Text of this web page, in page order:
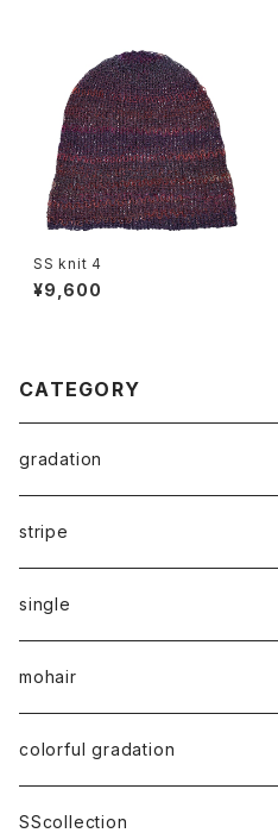
SS knit 4
¥9,600
CATEGORY
gradation
stripe
single
mohair
colorful gradation
SScollection